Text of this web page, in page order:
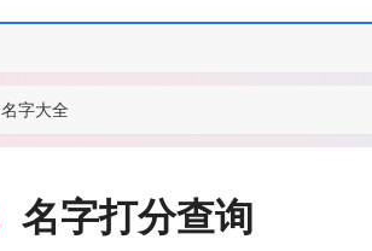
名字大全
名字打分查询